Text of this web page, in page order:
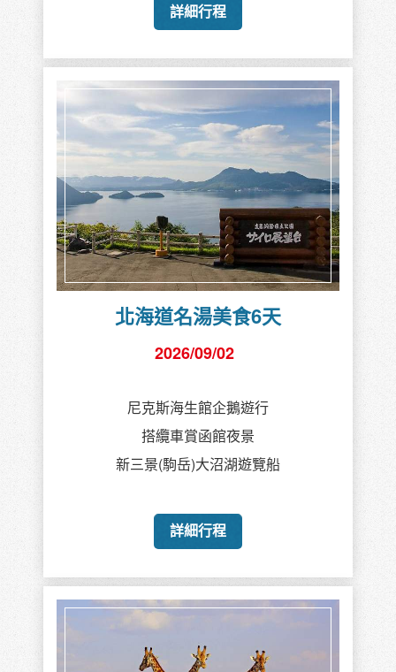
詳細行程
北海道名湯美食6天
2026/09/02
尼克斯海生館企鵝遊行
搭纜車賞函館夜景
新三景(駒岳)大沼湖遊覽船
詳細行程